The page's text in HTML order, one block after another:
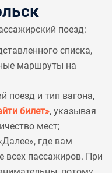
поезд:
списка,
маршруты на
поезд и тип вагона,
билет», указывая
мест;
где вам
всех пассажиров. При